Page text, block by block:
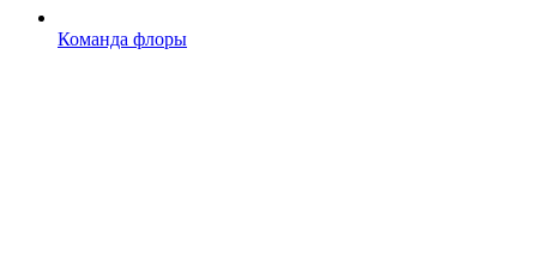
Команда флоры